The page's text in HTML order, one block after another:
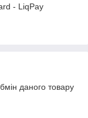
- LiqPay
даного товару